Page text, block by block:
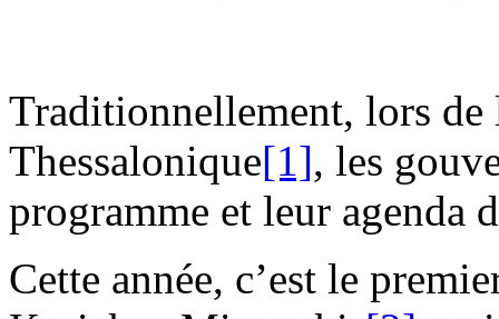
Traditionnellement, lors
Thessalonique[1], les
programme et leur agenda
Cette année, c’est le